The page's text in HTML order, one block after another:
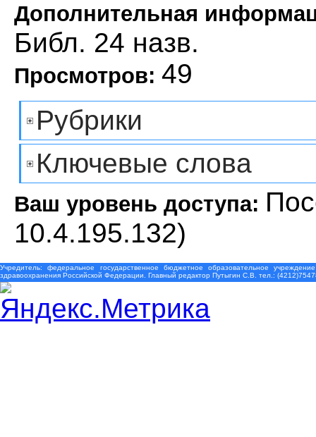
Дополнительная
Библ. 24 назв.
Просмотров: 49
Рубрики
Ключевые слова
Ваш уровень доступа:
10.4.195.132)
Учредитель: федеральное государственное бюджетное образовательное
здравоохранения Российской Федерации. Главный редактор Путыгин С.В. тел.: